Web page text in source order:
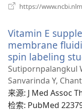
https://
Vitamin E
membrane
spin labeling
Sutipornpalangkul
Sanvarinda Y,
来源‎: J Med Assoc
检索‎: PubMed